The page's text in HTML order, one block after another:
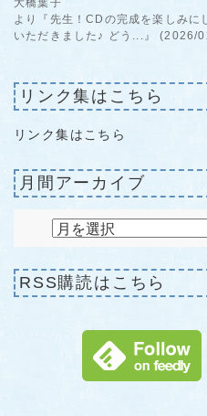
より『先生！CDの完成を楽しみに
いただきました♪ どう...』 (2026/
リンク集はこちら
リンク集はこちら
月間アーカイブ
RSS購読はこちら